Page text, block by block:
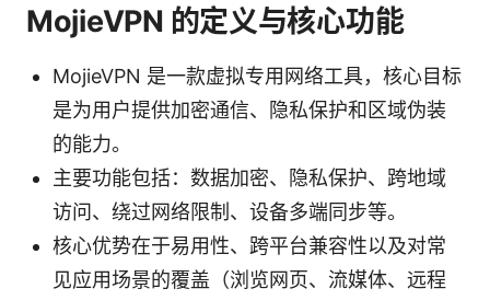
MojieVPN 的定义与核心功能
MojieVPN 是一款虚拟专用网络工具，核心目标
是为用户提供加密通信、隐私保护和区域伪装
的能力。
主要功能包括：数据加密、隐私保护、跨地域
访问、绕过网络限制、设备多端同步等。
核心优势在于易用性、跨平台兼容性以及对常
见应用场景的覆盖（浏览网页、流媒体、远程